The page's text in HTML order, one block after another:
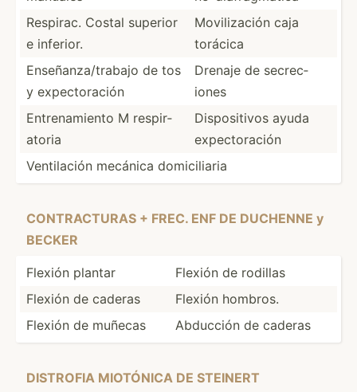
Respirac. Costal superior
e inferior.
Movili­zación caja
torácica
Enseña­nza­/tr­abajo de tos
y expect­oración
Drenaje de secrec­
iones
Entren­amiento M respir­
atoria
Dispos­itivos ayuda
expect­oración
Ventil­ación mecánica domici­liaria
CONTRA­CTURAS + FREC. ENF DE DUCHENNE y
BECKER
Flexión plantar
Flexión de rodillas
Flexión de caderas
Flexión hombros.
Flexión de muñecas
Abducción de caderas
DISTROFIA MIOTÓNICA DE STEINERT